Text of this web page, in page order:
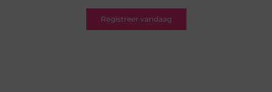
Registreer vandaag